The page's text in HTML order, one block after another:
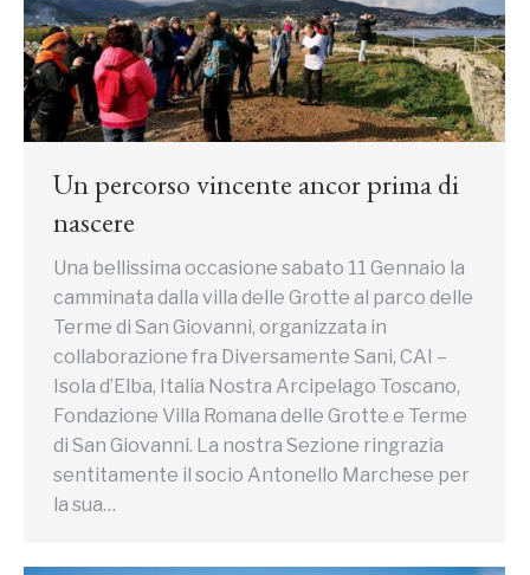
Un percorso vincente ancor prima di
nascere
Una bellissima occasione sabato 11 Gennaio la
camminata dalla villa delle Grotte al parco delle
Terme di San Giovanni, organizzata in
collaborazione fra Diversamente Sani, CAI –
Isola d’Elba, Italia Nostra Arcipelago Toscano,
Fondazione Villa Romana delle Grotte e Terme
di San Giovanni. La nostra Sezione ringrazia
sentitamente il socio Antonello Marchese per
la sua…